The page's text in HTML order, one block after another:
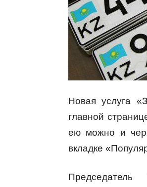
Новая услуга
главной
ею можно и
вкладке